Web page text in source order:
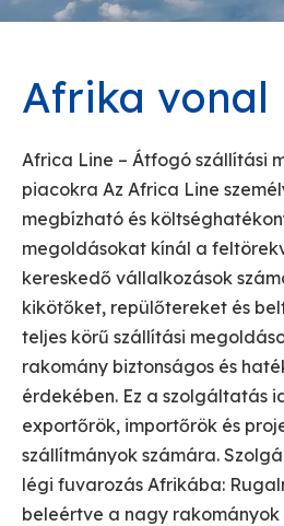
Afrika vonal
Africa Line – Átfogó szállítási
piacokra Az Africa Line
megbízható és
megoldásokat kínál a
kereskedő vállalkozások
kikötőket, repülőtereket és
teljes körű szállítási
rakomány biztonságos és
érdekében. Ez a szolgáltatás
exportőrök, importőrök és
szállítmányok számára.
légi fuvarozás Afrikába:
beleértve a nagy